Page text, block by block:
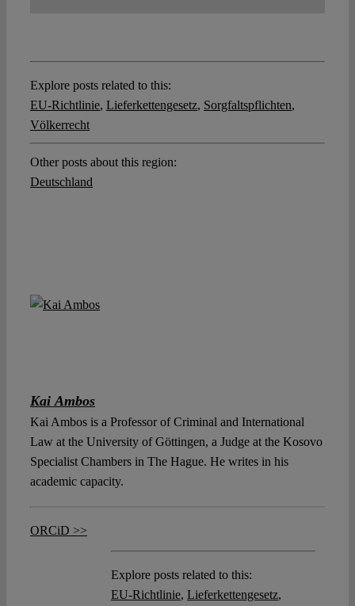
Explore posts related to this:
EU-Richtlinie, Lieferkettengesetz, Sorgfaltspflichten,
Völkerrecht
Other posts about this region:
Deutschland
Kai Ambos
Kai Ambos is a Professor of Criminal and International
Law at the University of Göttingen, a Judge at the Kosovo
Specialist Chambers in The Hague. He writes in his
academic capacity.
ORCiD >>
Explore posts related to this:
EU-Richtlinie, Lieferkettengesetz,